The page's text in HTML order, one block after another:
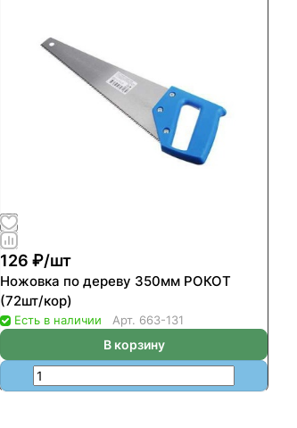
126 ₽/шт
Ножовка по дереву 350мм РОКОТ
(72шт/кор)
Есть в наличии Арт. 663-131
В корзину